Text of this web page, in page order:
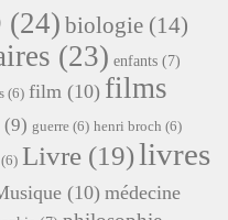
(24) biologie (14)
(23) enfants (7)
(6) film (10) films
(9) guerre (6) henri broch (6)
(6) Livre (19)livres
(10) médecine